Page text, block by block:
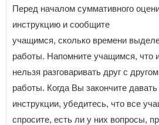
Перед началом суммативного
инструкцию и сообщите
учащимся, сколько времени
работы. Напомните учащимся, что
нельзя разговаривать друг с
работы. Когда Вы закончите давать
инструкции, убедитесь, что все
спросите, есть ли у них вопросы,